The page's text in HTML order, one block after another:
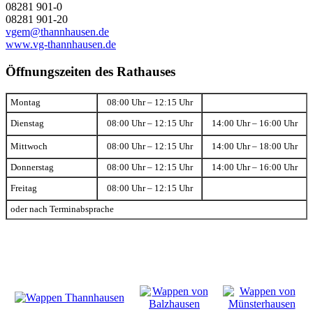
08281 901-0
08281 901-20
vgem@thannhausen.de
www.vg-thannhausen.de
Öffnungszeiten des Rathauses
Montag 08:00 Uhr – 12:15 Uhr
Dienstag 08:00 Uhr – 12:15 Uhr 14:00 Uhr – 16:00 Uhr
Mittwoch 08:00 Uhr – 12:15 Uhr 14:00 Uhr – 18:00 Uhr
Donnerstag 08:00 Uhr – 12:15 Uhr 14:00 Uhr – 16:00 Uhr
Freitag 08:00 Uhr – 12:15 Uhr
oder nach Terminabsprache